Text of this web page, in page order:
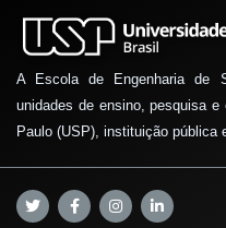
A Escola de Engenharia de
unidades de ensino, pesquisa
Paulo (USP), instituição pública